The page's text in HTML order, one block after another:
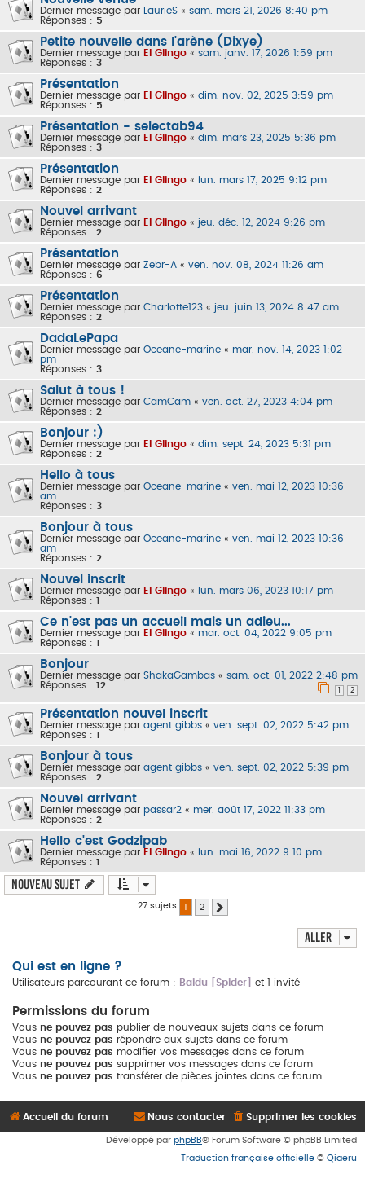
Dernier message par LaurieS « sam. mars 21, 2026 8:40 pm
Réponses : 5
Petite nouvelle dans l'arène (Dixye)
Dernier message par El Glingo « sam. janv. 17, 2026 1:59 pm
Réponses : 3
Présentation
Dernier message par El Glingo « dim. nov. 02, 2025 3:59 pm
Réponses : 5
Présentation - selectab94
Dernier message par El Glingo « dim. mars 23, 2025 5:36 pm
Réponses : 3
Présentation
Dernier message par El Glingo « lun. mars 17, 2025 9:12 pm
Réponses : 2
Nouvel arrivant
Dernier message par El Glingo « jeu. déc. 12, 2024 9:26 pm
Réponses : 2
Présentation
Dernier message par Zebr-A « ven. nov. 08, 2024 11:26 am
Réponses : 6
Présentation
Dernier message par Charlotte123 « jeu. juin 13, 2024 8:47 am
Réponses : 2
DadaLePapa
Dernier message par Oceane-marine « mar. nov. 14, 2023 1:02
pm
Réponses : 3
Salut à tous !
Dernier message par CamCam « ven. oct. 27, 2023 4:04 pm
Réponses : 2
Bonjour :)
Dernier message par El Glingo « dim. sept. 24, 2023 5:31 pm
Réponses : 2
Hello à tous
Dernier message par Oceane-marine « ven. mai 12, 2023 10:36
am
Réponses : 3
Bonjour à tous
Dernier message par Oceane-marine « ven. mai 12, 2023 10:36
am
Réponses : 2
Nouvel inscrit
Dernier message par El Glingo «
lun. mars 06, 2023 10:17 pm
Réponses : 1
Ce n'est pas un accueil mais un adieu...
Dernier message par El Glingo « mar. oct. 04, 2022 9:05 pm
Réponses : 1
Bonjour
Dernier message par ShakaGambas « sam. oct. 01, 2022 2:48 pm
Réponses : 12
2
Présentation nouvel inscrit
Dernier message par agent gibbs « ven. sept. 02, 2022 5:42 pm
Réponses : 1
Bonjour à tous
Dernier message par agent gibbs « ven. sept. 02, 2022 5:39 pm
Réponses : 2
Nouvel arrivant
Dernier message par passar2 « mer. août 17, 2022 11:33 pm
Réponses : 2
Hello c'est Godzipab
Dernier message par El Glingo «
lun. mai 16, 2022 9:10 pm
Réponses : 1
Nouveau sujet
27 sujets 2
Aller
Qui est en ligne ?
Utilisateurs parcourant ce forum : Baidu [Spider] et 1 invité
Permissions du forum
Vous ne pouvez pas publier de nouveaux sujets dans ce forum
Vous ne pouvez pas répondre aux sujets dans ce forum
Vous ne pouvez pas modifier vos messages dans ce forum
Vous ne pouvez pas supprimer vos messages dans ce forum
Vous ne pouvez pas transférer de pièces jointes dans ce forum
Accueil du forum Supprimer les cookies
Nous contacter
Développé par phpBB® Forum Software © phpBB Limited
Traduction française officielle © Qiaeru